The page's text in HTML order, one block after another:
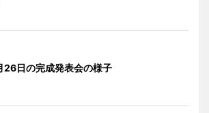
26日の完成発表会の様子